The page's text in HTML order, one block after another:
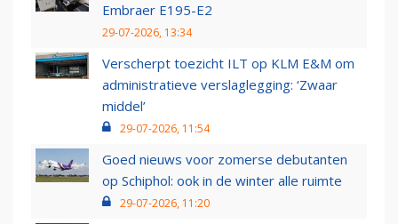
Embraer E195-E2
29-07-2026, 13:34
Verscherpt toezicht ILT op KLM E&M om
administratieve verslaglegging: ‘Zwaar
middel’
29-07-2026, 11:54
Goed nieuws voor zomerse debutanten
op Schiphol: ook in de winter alle ruimte
29-07-2026, 11:20